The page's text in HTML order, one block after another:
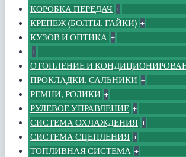
КОРОБКА ПЕРЕДАЧ +
КРЕПЕЖ (БОЛТЫ, ГАЙКИ) +
КУЗОВ И ОПТИКА +
+
ОТОПЛЕНИЕ И
ПРОКЛАДКИ, САЛЬНИКИ +
РЕМНИ, РОЛИКИ +
РУЛЕВОЕ УПРАВЛЕНИЕ +
СИСТЕМА ОХЛАЖДЕНИЯ +
СИСТЕМА СЦЕПЛЕНИЯ +
ТОПЛИВНАЯ СИСТЕМА +